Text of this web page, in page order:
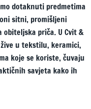
dotaknuti predmetima
sitni, promišljeni
priča. U Cvit &
u tekstilu, keramici,
koje se koriste, čuvaju
savjeta kako ih